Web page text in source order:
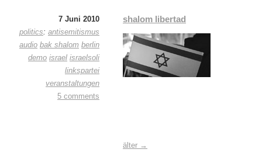
7 Juni 2010
politics: antisemitismus
audio bak shalom berlin
demo israel israelsoli
linkspartei
veranstaltungen
5 comments
shalom libertad
älter →